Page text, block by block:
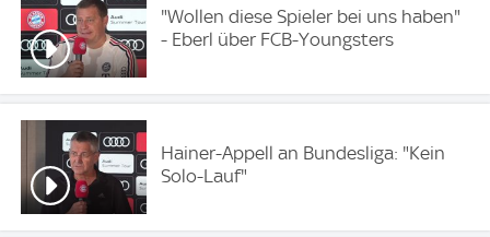
"Wollen diese Spieler bei uns haben"
- Eberl über FCB-Youngsters
Hainer-Appell an Bundesliga: "Kein
Solo-Lauf"